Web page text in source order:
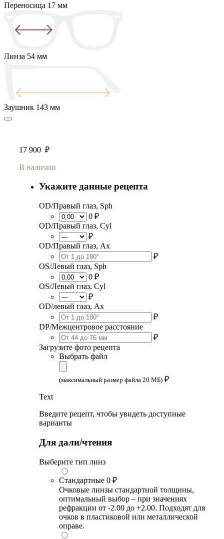
Переносица 17 мм
Линза 54 мм
Заушник 143 мм
17 900 ₽
В наличии
Укажите данные рецепта
OD/Правый глаз, Sph
0 ₽
OD/Правый глаз, Cyl
₽
OD/Правый глаз, Ax
₽
OS/Левый глаз, Sph
0 ₽
OS/Левый глаз, Cyl
₽
OD/левый глаз, Ax
₽
DP/Межцентровое расстояние
₽
Загрузите фото рецепта
Выбрать файл
(максимальный размер файла 20 МБ) ₽
Text
Введите рецепт, чтобы увидеть доступные
варианты
Для дали/чтения
Выберите тип линз
Стандартные 0 ₽
Очковые линзы стандартной толщины,
оптимальный выбор – при значениях
рефракции от -2.00 до +2.00. Подходят для
очков в пластиковой или металлической
оправе.